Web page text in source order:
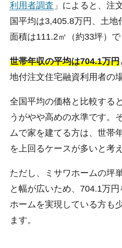
利用者調査 」によると、注
国平均は3,405.8万円、土
面積は111.2㎡（約33坪）で
世帯年収の平均は704.1万円
地付注文住宅融資利用者の
全国平均の価格と比較する
うがやや高めの水準です。
ムで家を建てる方は、世帯
を上回るケースが多いと考
ただし、ミサワホームの坪
と幅が広いため、704.1万
ホームを実現している方も
ます。